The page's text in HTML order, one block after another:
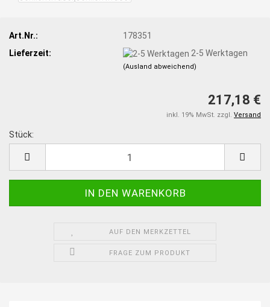
Art.Nr.:
178351
Lieferzeit:
2-5 Werktagen
(Ausland abweichend)
217,18 €
inkl. 19% MwSt. zzgl. Versand
Stück:
AUF DEN MERKZETTEL
FRAGE ZUM PRODUKT